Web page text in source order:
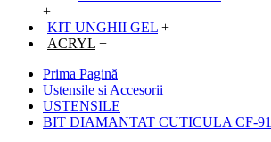
+
KIT UNGHII GEL +
ACRYL +
Prima Pagină
Ustensile si Accesorii
USTENSILE
BIT DIAMANTAT CUTICULA CF-91